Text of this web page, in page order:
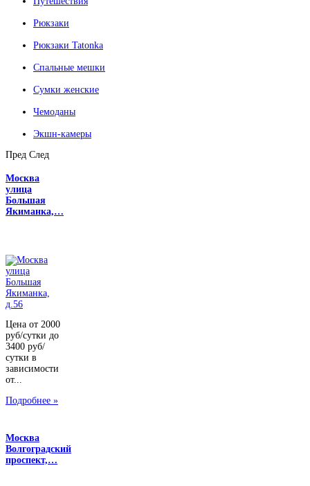
Рюкзаки
Рюкзаки Tatonka
Спальные мешки
Сумки женские
Чемоданы
Экшн-камеры
Пред След
Москва
улица
Большая
Якиманка,…
Цена от 2000
руб/сутки до
3400 руб/
сутки в
зависимости
от...
Подробнее »
Москва
Волгоградский
проспект,…